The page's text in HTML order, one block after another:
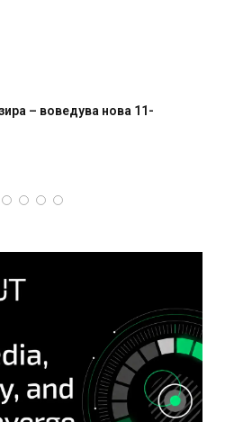
Уште двајца починаа од повредите